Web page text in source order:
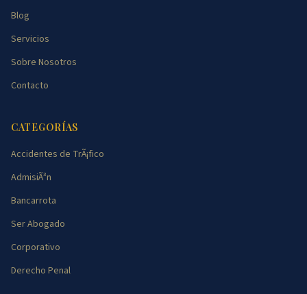
Blog
Servicios
Sobre Nosotros
Contacto
CATEGORÍAS
Accidentes de TrÃ¡fico
AdmisiÃ³n
Bancarrota
Ser Abogado
Corporativo
Derecho Penal